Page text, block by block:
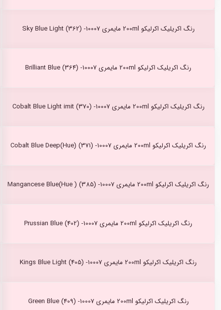
رنگ اکریلیک اکرلیکو 200ml مایمری Sky Blue Light (362) -10007
رنگ اکریلیک اکرلیکو 200ml مایمری Brilliant Blue (364) -10007
رنگ اکریلیک اکرلیکو 200ml مایمری Cobalt Blue Light imit (370) -10007
رنگ اکریلیک اکرلیکو 200ml مایمری Cobalt Blue Deep(Hue) (371) -10007
رنگ اکریلیک اکرلیکو 200ml مایمری Mangancese Blue(Hue ) (385) -10007
رنگ اکریلیک اکرلیکو 200ml مایمری Prussian Blue (402) -10007
رنگ اکریلیک اکرلیکو 200ml مایمری Kings Blue Light (405) -10007
رنگ اکریلیک اکرلیکو 200ml مایمری Green Blue (409) -10007